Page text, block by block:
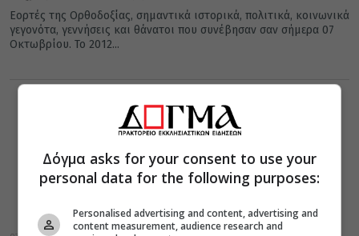
Εορτές της Ορθοδοξίας, σημαντικά ιστορικά, πολιτικά, κοινωνικά
γεγονότα, γεννήσεις και θάνατοι που συνέβησαν σαν σήμερα 07
Οκτωβρίου. Το 2012...
Δόγμα asks for your consent to use your
personal data for the following purposes:
Personalised advertising and content, advertising and
content measurement, audience research and